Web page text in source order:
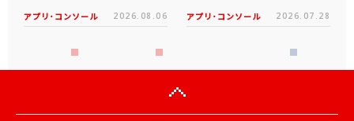
アプリ･コンソール 2026.08.06 アプリ･コンソール 2026.07.28